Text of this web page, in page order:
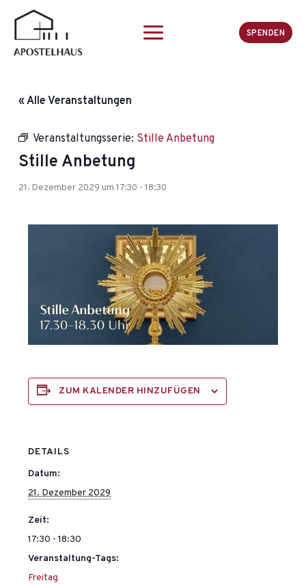
springen
SPENDEN
« Alle Veranstaltungen
Veranstaltungsserie: Stille Anbetung
Stille Anbetung
21. Dezember 2029 um 17:30 -18:30
ZUM KALENDER HINZUFÜGEN
DETAILS
Datum:
21. Dezember 2029
Zeit:
17:30 - 18:30
Veranstaltung-Tags:
Freitag